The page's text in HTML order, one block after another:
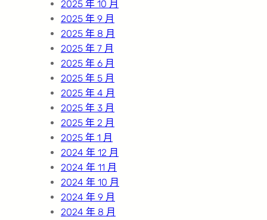
2025 年 10 月
2025 年 9 月
2025 年 8 月
2025 年 7 月
2025 年 6 月
2025 年 5 月
2025 年 4 月
2025 年 3 月
2025 年 2 月
2025 年 1 月
2024 年 12 月
2024 年 11 月
2024 年 10 月
2024 年 9 月
2024 年 8 月